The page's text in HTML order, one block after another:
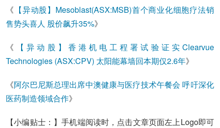
《 【异动股】Mesoblast(ASX:MSB)首个商业化细胞疗法销
售势头喜人 股价飙升35%》
《
【异动股】香港机电工程署试验证实Clearvue
Technologies (ASX:CPV) 太阳能幕墙回本期仅2.6年》
《阿尔巴尼斯总理出席中澳健康与医疗技术午餐会 呼吁深化
医药制造领域合作》
【小编贴士：】手机端阅读时，点击文章页面左上Logo即可